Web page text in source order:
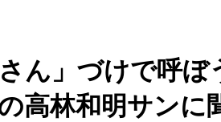
ん」づけで呼ぼ
高林和明サンに